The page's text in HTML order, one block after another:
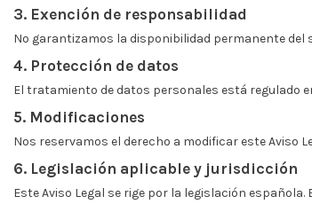
3. Exención de responsabilidad
No garantizamos la disponibilidad permanente del
4. Protección de datos
El tratamiento de datos personales está regulado
5. Modificaciones
Nos reservamos el derecho a modificar este Aviso
6. Legislación aplicable y jurisdicción
Este Aviso Legal se rige por la legislación